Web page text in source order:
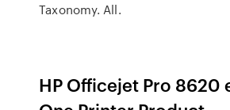
Taxonomy. All.
HP Officejet Pro 8620